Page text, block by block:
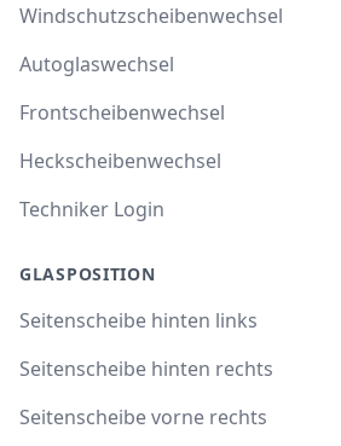
Windschutzscheibenwechsel
Autoglaswechsel
Frontscheibenwechsel
Heckscheibenwechsel
Techniker Login
GLASPOSITION
Seitenscheibe hinten links
Seitenscheibe hinten rechts
Seitenscheibe vorne rechts